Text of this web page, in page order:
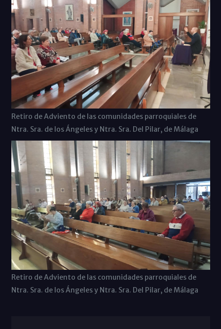
Retiro de Adviento de las comunidades parroquiales de
Ntra. Sra. de los Ángeles y Ntra. Sra. Del Pilar, de Málaga
Retiro de Adviento de las comunidades parroquiales de
Ntra. Sra. de los Ángeles y Ntra. Sra. Del Pilar, de Málaga